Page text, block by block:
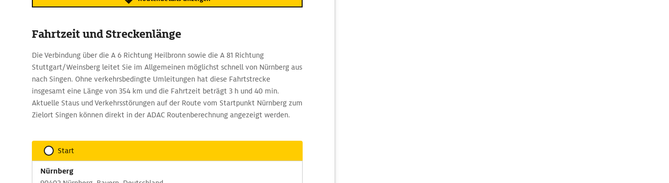
Fahrtzeit und Streckenlänge
Die Verbindung über die A 6 Richtung Heilbronn sowie die A 81 Richtung
Stuttgart/Weinsberg leitet Sie im Allgemeinen möglichst schnell von Nürnberg aus
nach Singen. Ohne verkehrsbedingte Umleitungen hat diese Fahrtstrecke
insgesamt eine Länge von 354 km und die Fahrtzeit beträgt 3 h und 40 min.
Aktuelle Staus und Verkehrsstörungen auf der Route vom Startpunkt Nürnberg zum
Zielort Singen können direkt in der ADAC Routenberechnung angezeigt werden.
Start
Nürnberg